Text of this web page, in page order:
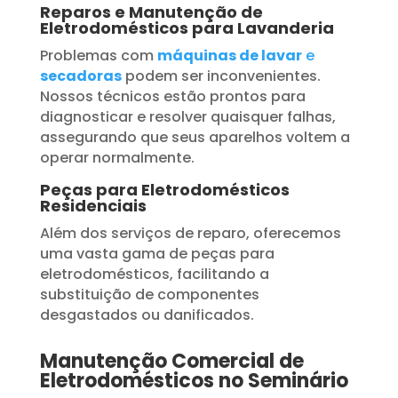
Reparos e Manutenção de
Eletrodomésticos para Lavanderia
Problemas com máquinas de lavare
secadoraspodem ser inconvenientes.
Nossos técnicos estão prontos para
diagnosticar e resolver quaisquer falhas,
assegurando que seus aparelhos voltem a
operar normalmente.
Peças para Eletrodomésticos
Residenciais
Além dos serviços de reparo, oferecemos
uma vasta gama de peças para
eletrodomésticos, facilitando a
substituição de componentes
desgastados ou danificados.
Manutenção Comercial de
Eletrodomésticos no Seminário